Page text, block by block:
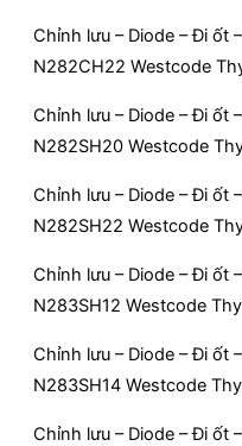
Chỉnh lưu – Diode – Đi ốt
N282CH22 Westcode
Chỉnh lưu – Diode – Đi ốt
N282SH20 Westcode
Chỉnh lưu – Diode – Đi ốt
N282SH22 Westcode
Chỉnh lưu – Diode – Đi ốt
N283SH12 Westcode
Chỉnh lưu – Diode – Đi ốt
N283SH14 Westcode
Chỉnh lưu – Diode – Đi ốt